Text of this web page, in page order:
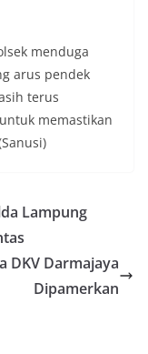
menduga
arus pendek
terus
memastikan
Lampung
DKV Darmajaya
Dipamerkan